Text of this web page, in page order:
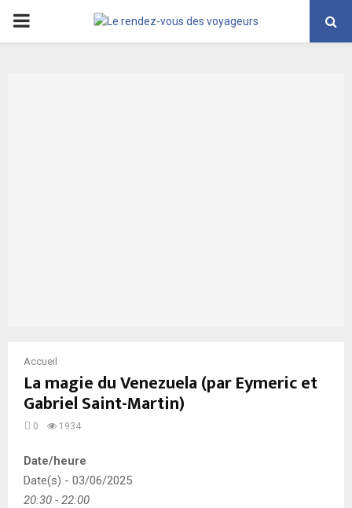
PRIMARY
Accueil
La magie du Venezuela (par Eymeric et
Gabriel Saint-Martin)
0 1934
Date/heure
Date(s) - 03/06/2025
20:30 - 22:00